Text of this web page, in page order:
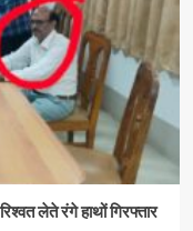
लेते रंगे हाथों गिरफ्तार